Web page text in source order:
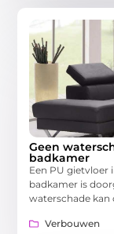
Geen
badkamer
Een PU gietvloer
badkamer is
waterschade kan
Verbouwen